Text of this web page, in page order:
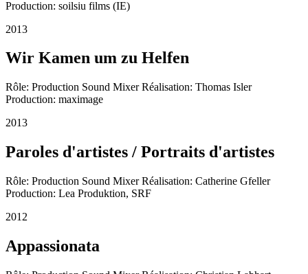
Production: soilsiu films (IE)
2013
Wir Kamen um zu Helfen
Rôle: Production Sound Mixer Réalisation: Thomas Isler
Production: maximage
2013
Paroles d'artistes / Portraits d'artistes
Rôle: Production Sound Mixer Réalisation: Catherine Gfeller
Production: Lea Produktion, SRF
2012
Appassionata